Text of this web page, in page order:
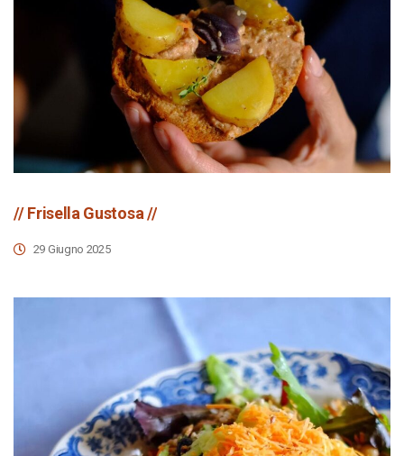
// Frisella Gustosa //
29 Giugno 2025